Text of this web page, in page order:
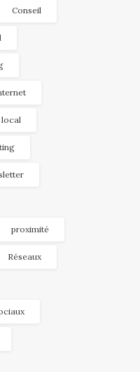
Conseil
local
proximité
Réseaux